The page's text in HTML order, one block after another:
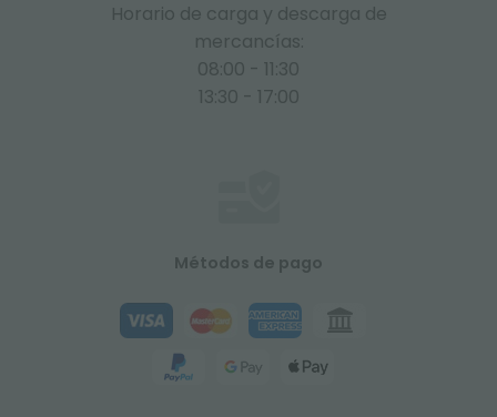
Horario de carga y descarga de
mercancías:
08:00 - 11:30
13:30 - 17:00
Métodos de pago